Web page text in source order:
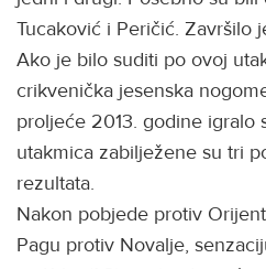
Tucaković i Peričić. Završilo
Ako je bilo suditi po ovoj
crikvenička jesenska
proljeće 2013. godine igralo
utakmica zabilježene su tri
rezultata.
Nakon pobjede protiv
Pagu protiv Novalje,